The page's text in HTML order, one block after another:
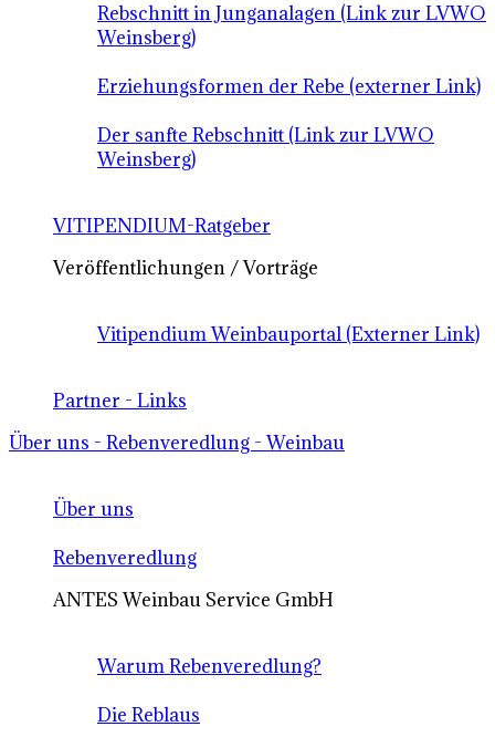
Rebschnitt in Junganalagen (Link zur LVWO
Weinsberg)
Erziehungsformen der Rebe (externer Link)
Der sanfte Rebschnitt (Link zur LVWO
Weinsberg)
VITIPENDIUM-Ratgeber
Veröffentlichungen / Vorträge
Vitipendium Weinbauportal (Externer Link)
Partner - Links
Über uns - Rebenveredlung - Weinbau
Über uns
Rebenveredlung
ANTES Weinbau Service GmbH
Warum Rebenveredlung?
Die Reblaus